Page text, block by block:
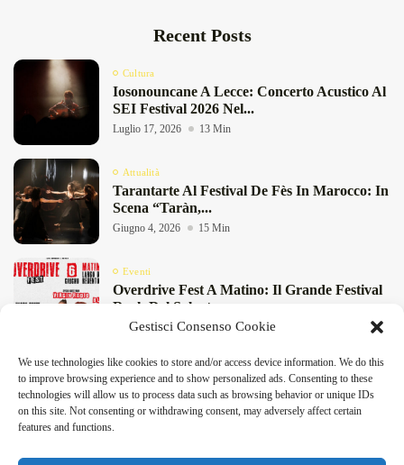
Gestisci Consenso Cookie
We use technologies like cookies to store and/or access device information. We do this
to improve browsing experience and to show personalized ads. Consenting to these
technologies will allow us to process data such as browsing behavior or unique IDs
on this site. Not consenting or withdrawing consent, may adversely affect certain
features and functions.
DeFinibus 2026 © All rights reserved | Magazine Online
Recent Posts
Cultura
Iosonouncane A Lecce: Concerto Acustico Al
SEI Festival 2026 Nel...
Luglio 17, 2026 13 Min
Attualità
Tarantarte Al Festival De Fès In Marocco: In
Scena “Taràn,...
Giugno 4, 2026 15 Min
Eventi
Overdrive Fest A Matino: Il Grande Festival
Rock Del Salento...
Maggio 29, 2026 4 Min
“Pensieri Divergenti” A Lecce: Nabil Bey
Chiude La Stagione Di...